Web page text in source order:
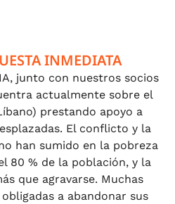
INMEDIATA
junto con nuestros socios
actualmente sobre el
prestando apoyo a
El conflicto y la
han sumido en la pobreza
80 % de la población, y la
que agravarse. Muchas
a abandonar sus